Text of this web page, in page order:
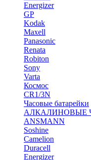
Energizer
GP
Kodak
Maxell
Panasonic
Renata
Robiton
Sony
Varta
Космос
CR1/3N
Часовые батарейки
АЛКАЛИНОВЫЕ
ANSMANN
Soshine
Camelion
Duracell
Energizer